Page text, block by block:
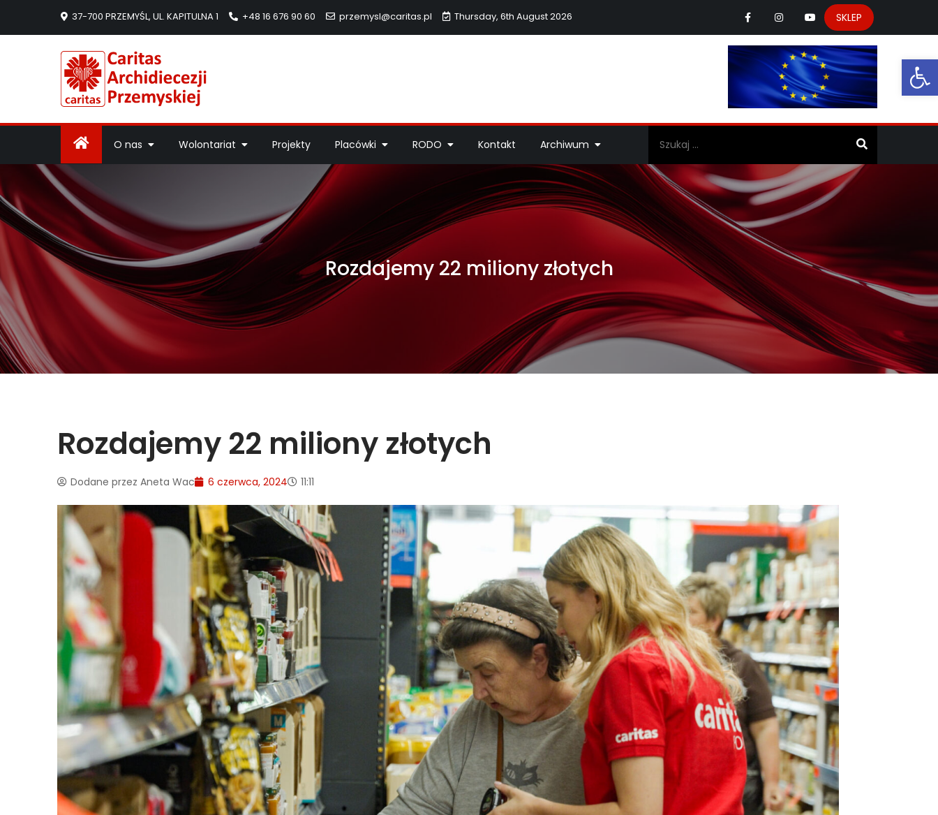
37-700 PRZEMYŚL, UL. KAPITULNA 1 +48 16 676 90 60 przemysl@caritas.pl Thursday, 6th August 2026 SKLEP
O nas Wolontariat Projekty Placówki RODO Kontakt Archiwum
Rozdajemy 22 miliony złotych
Rozdajemy 22 miliony złotych
Dodane przez Aneta Wac 6 czerwca, 2024 11:11